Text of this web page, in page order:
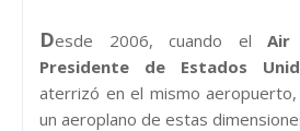
Desde 2006, cuando elAir
Presidente de Estados
aterrizó en el mismo aeropuerto,
un aeroplano de estas